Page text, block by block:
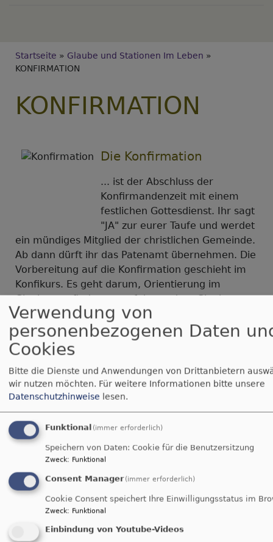
Breadcrumb
Startseite
Glaube und Stationen Im Leben
KONFIRMATION
KONFIRMATION
Die Konfirmation
... ist der Abschluss der
Konfirmandenzeit mit einem
festlichen Gottesdienst. Ihr sagt
"JA" zur eurer Taufe und werdet
ein mündiges Mitglied der christlichen Gemeinde.
Ab dann dürft ihr das Patenamt übernehmen. Die
Vorbereitung auf die Konfirmation geschieht im
Konfikurs. Es geht darum, Orientierung im
Glauben zu finden, zu erfahren, dass Glauben
und Leben etwas miteinander zu tun haben. Ihr
könnt Kirche aus der Nähe erleben, dass ihr dort
willkommen seid und auch Kirche mitgestalten
könnt. Die Pfarrerin/der Pfarrer und
Mitarbeiter/innen begleiten euch dabei.
Konfikurs - Wann?
Unsere Konfi-Kurse finden jeweils am
Mittwochnachmittag im Gemeindehaus statt. Hier
wechseln wir zwischen Möttingen, Enkingen und
Grosselfingen ab. Dazu gibt es noch eine Konfi-
Freizeit. Hier sind wir mit den Konfirmanden
anderer Gemeinden zusammen. Die Kurse
beginnen jeweils im September und enden mit
der Konfirmation im März / April des darauf
folgenden Jahres.
Verwendung von
personenbezogenen Daten
Cookies
Bitte die Dienste und Anwendungen von Drittanbietern
wir nutzen möchten. Für weitere Informationen bitte unsere
Datenschutzhinweise lesen.
Funktional (immer erforderlich)
Speichern von Daten: Cookie für die Benutzersitzung
Zweck: Funktional
Consent Manager (immer erforderlich)
Cookie Consent speichert Ihre Einwilligungsstatus im
Zweck: Funktional
Einbindung von Youtube-Videos